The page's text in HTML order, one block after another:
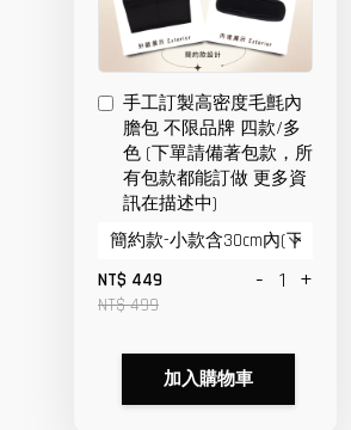
手工訂製高密度毛氈內
膽包 不限品牌 四款/多
色 (下單請備著包款，所
有包款都能訂做 更多資
訊在描述中)
NT$ 449
NT$ 499
- +
加入購物車